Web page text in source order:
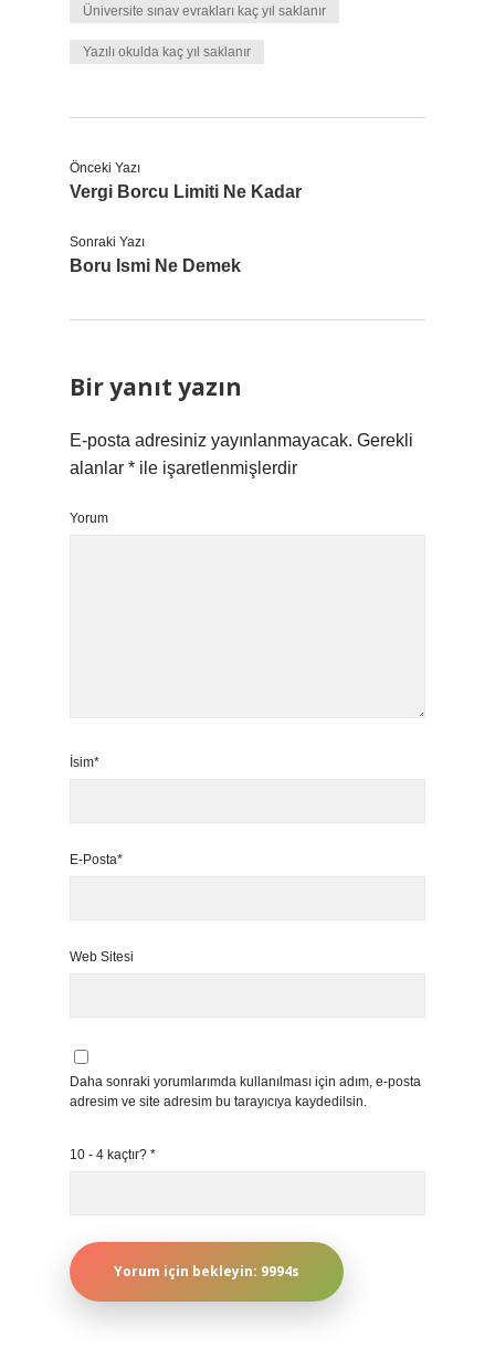
Üniversite sınav evrakları kaç yıl saklanır
Yazılı okulda kaç yıl saklanır
Önceki Yazı
Vergi Borcu Limiti Ne Kadar
Sonraki Yazı
Boru Ismi Ne Demek
Bir yanıt yazın
E-posta adresiniz yayınlanmayacak. Gerekli
alanlar * ile işaretlenmişlerdir
Yorum
İsim*
E-Posta*
Web Sitesi
Daha sonraki yorumlarımda kullanılması için adım, e-posta
adresim ve site adresim bu tarayıcıya kaydedilsin.
10 - 4 kaçtır? *